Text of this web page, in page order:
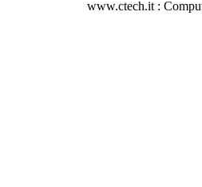
www.ctech.it :